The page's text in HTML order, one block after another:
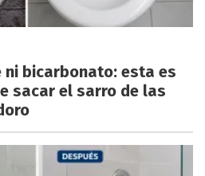
ni bicarbonato: esta es
sacar el sarro de las